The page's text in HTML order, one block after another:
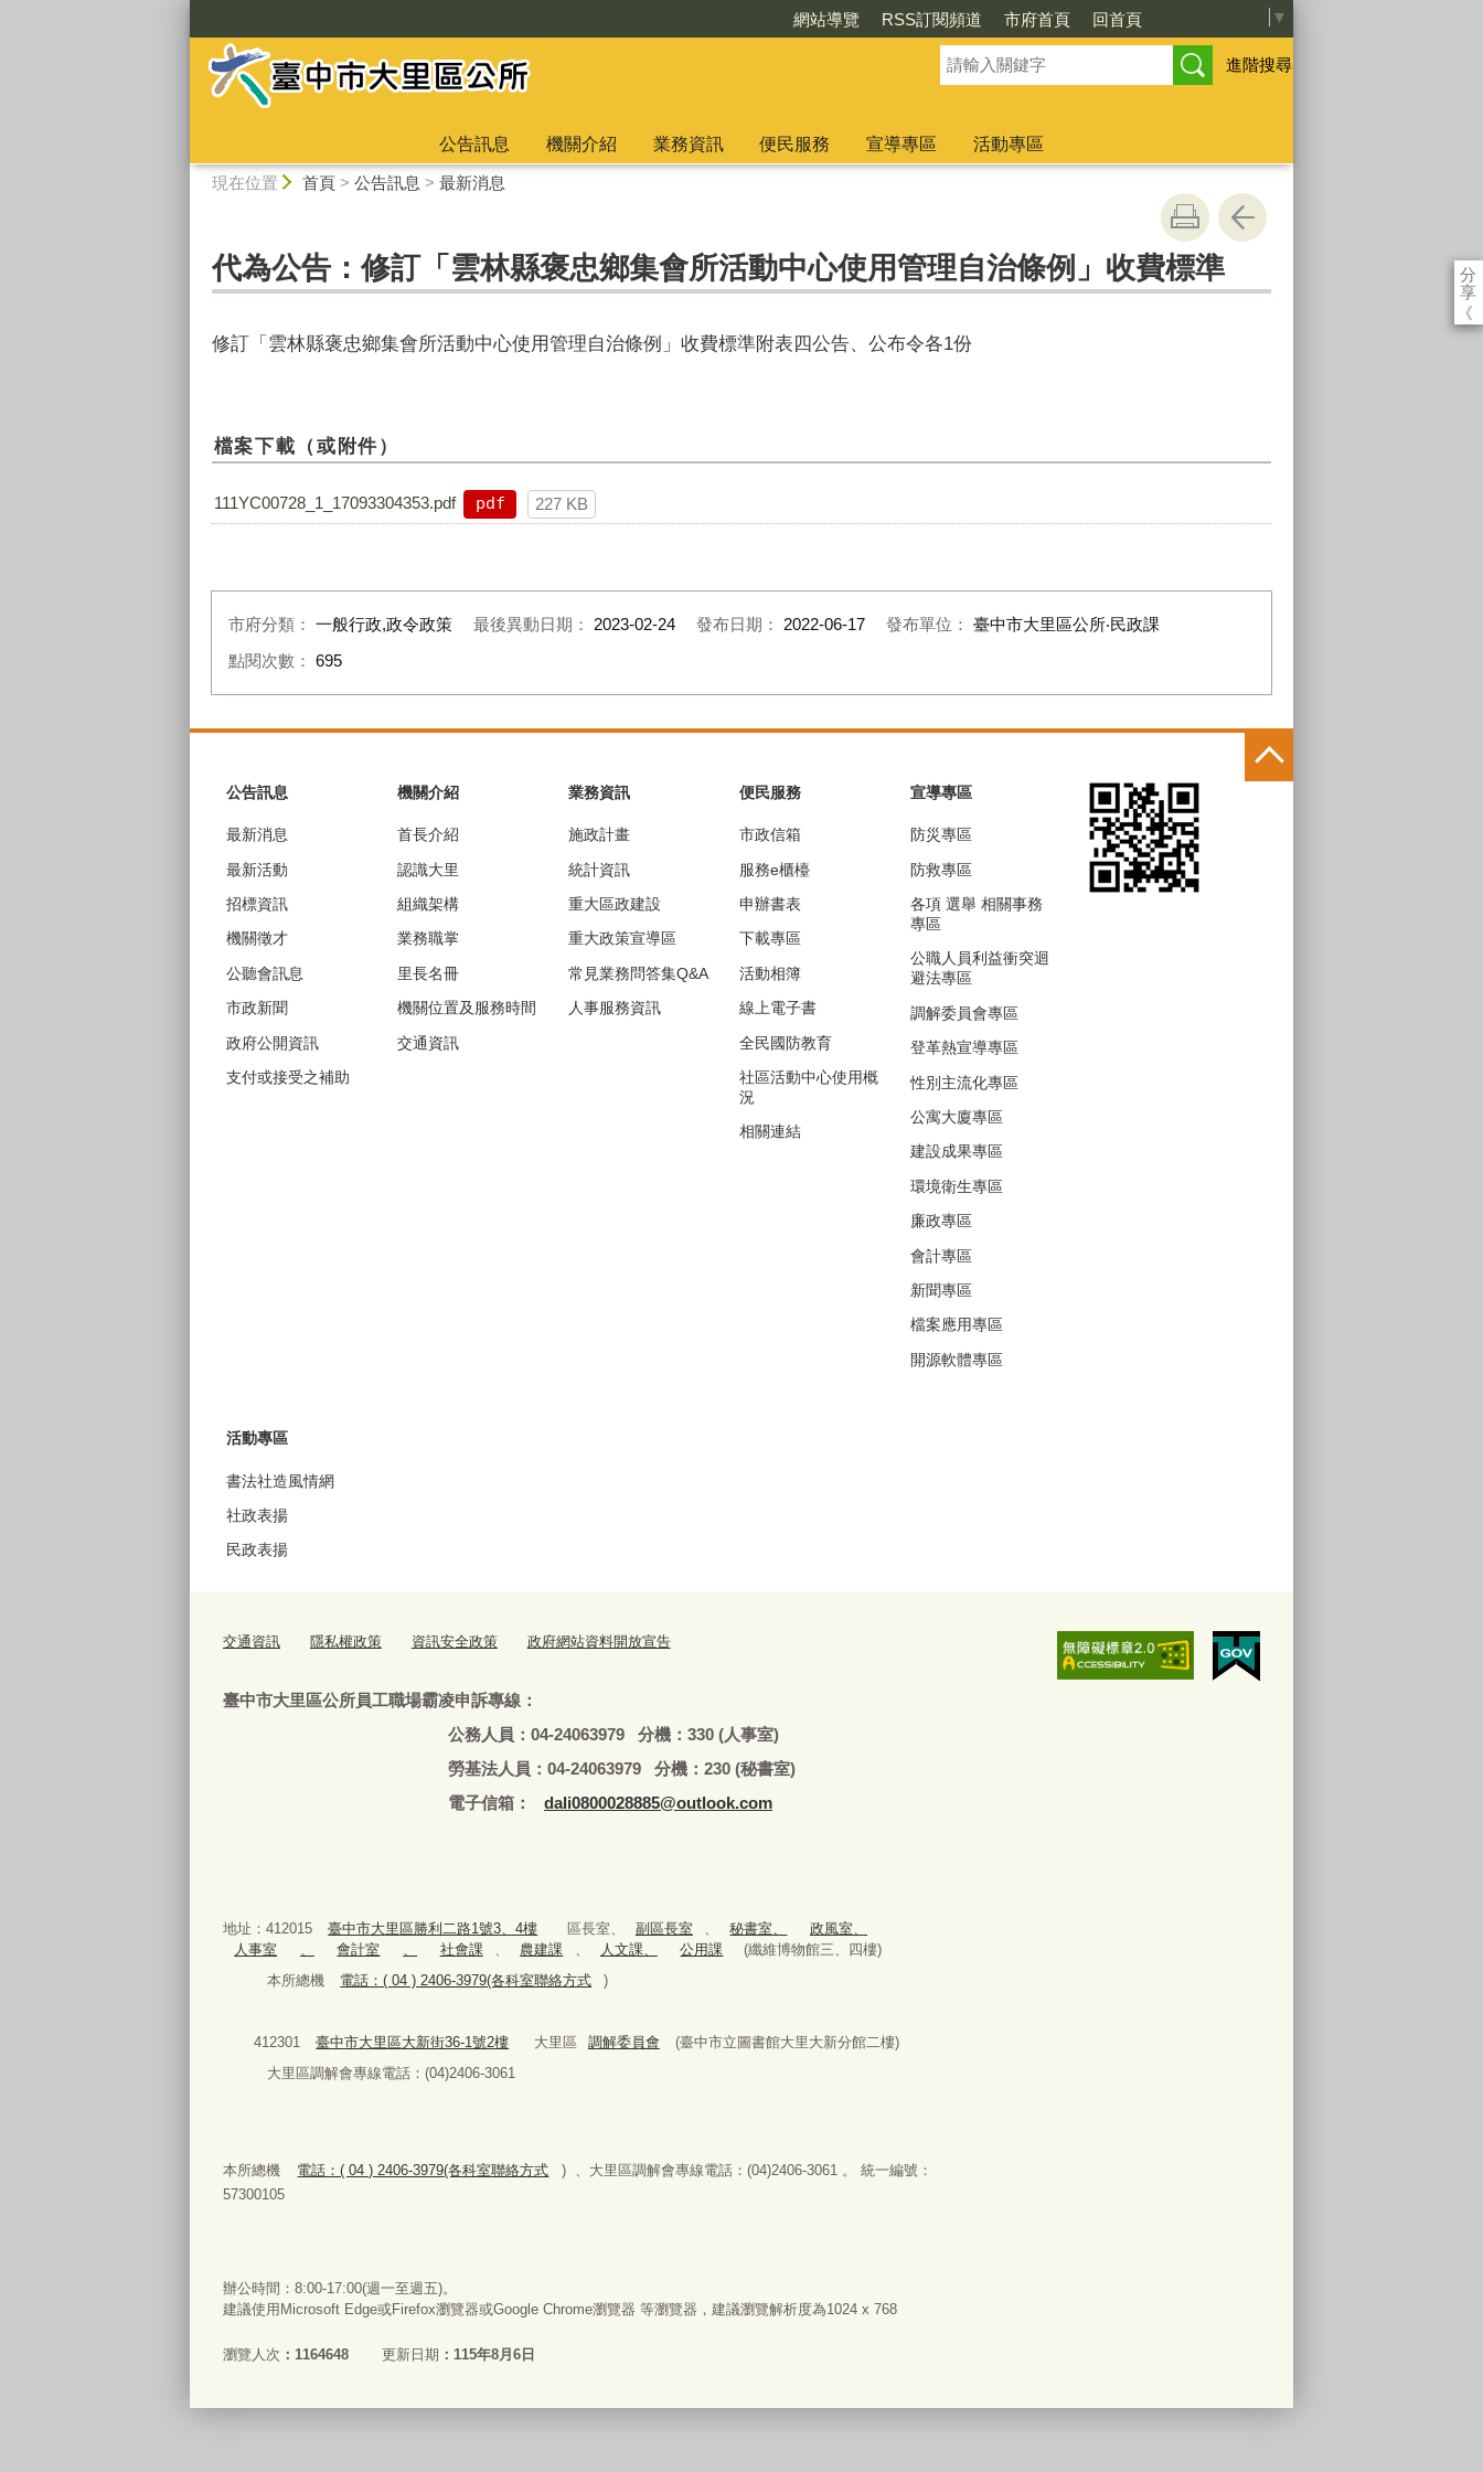
網站導覽 RSS訂閱頻道 市府首頁 回首頁 ▼
進階搜尋
公告訊息 機關介紹 業務資訊 便民服務 宣導專區
活動專區
現在位置 首頁> 公告訊息 > 最新消息
分
享
《
代為公告：修訂「雲林縣褒忠鄉集會所活動中心使用管理自治條例」收費標準
修訂「雲林縣褒忠鄉集會所活動中心使用管理自治條例」收費標準附表四公告、公布令各1份
檔案下載（或附件）
111YC00728_1_17093304353.pdf pdf 227 KB
市府分類： 一般行政,政令政策 最後異動日期： 2023-02-24 發布日期： 2022-06-17 發布單位： 臺中市大里區公所‧民政課
點閱次數： 695
公告訊息
最新消息
最新活動
招標資訊
機關徵才
公聽會訊息
市政新聞
政府公開資訊
支付或接受之補助
機關介紹
首長介紹
認識大里
組織架構
業務職掌
里長名冊
機關位置及服務時間
交通資訊
業務資訊
施政計畫
統計資訊
重大區政建設
重大政策宣導區
常見業務問答集Q&A
人事服務資訊
便民服務
市政信箱
服務e櫃檯
申辦書表
下載專區
活動相簿
線上電子書
全民國防教育
社區活動中心使用概
況
相關連結
宣導專區
防災專區
防救專區
各項 選舉 相關事務
專區
公職人員利益衝突迴
避法專區
調解委員會專區
登革熱宣導專區
性別主流化專區
公寓大廈專區
建設成果專區
環境衛生專區
廉政專區
會計專區
新聞專區
檔案應用專區
開源軟體專區
活動專區
書法社造風情網
社政表揚
民政表揚
交通資訊 隱私權政策 資訊安全政策 政府網站資料開放宣告
臺中市大里區公所員工職場霸凌申訴專線：
公務人員：04-24063979 分機：330 (人事室)
勞基法人員：04-24063979 分機：230 (秘書室)
電子信箱：
dali0800028885@outlook.com
地址：412015 臺中市大里區勝利二路1號3、4樓 區長室、 副區長室 秘書室、
政風室、
人事室
會計室 社會課 農建課 人文課、 公用課
(纖維博物館三、四樓)
本所總機
電話：( 04 ) 2406-3979(各科室聯絡方式 )
412301 臺中市大里區大新街36-1號2樓 大里區 調解委員會
(臺中市立圖書館大里大新分館二樓)
大里區調解會專線電話：(04)2406-3061
本所總機 電話：( 04 ) 2406-3979(各科室聯絡方式
) 、大里區調解會專線電話：(04)2406-3061 。 統一編號：
57300105
辦公時間：8:00-17:00(週一至週五)。
建議使用Microsoft Edge或Firefox瀏覽器或Google Chrome瀏覽器 等瀏覽器，建議瀏覽解析度為1024 x 768
瀏覽人次 1164648 更新日期 115年8月6日